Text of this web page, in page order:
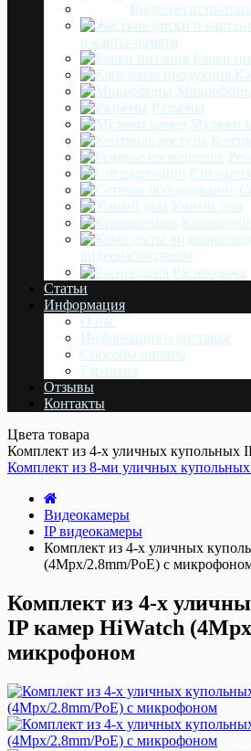
и карты-памяти
Блоки
Разъёмы
Муляжи
Умный дом
видеонаблюдения
Распродажа
Статьи
Информация
О нас
Информация о доставке
Cпособы оплаты
Гарантия
Отзывы
Контакты
Цвета товара
Комплект из 4-х уличных купольных
Комплект из 8-ми уличных купольных
Видеокамеры
IP видеокамеры
Комплект из 4-х уличных
(4Mpx/2.8mm/PoE) с
Комплект из 4-х
IP камер HiWatch
микрофоном